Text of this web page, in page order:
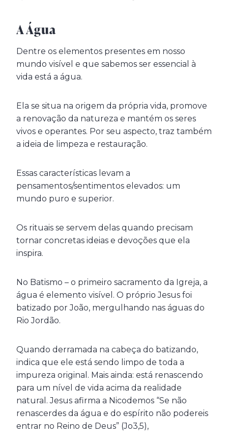
A Água
Dentre os elementos presentes em nosso
mundo visível e que sabemos ser essencial à
vida está a água.
Ela se situa na origem da própria vida, promove
a renovação da natureza e mantém os seres
vivos e operantes. Por seu aspecto, traz também
a ideia de limpeza e restauração.
Essas características levam a
pensamentos/sentimentos elevados: um
mundo puro e superior.
Os rituais se servem delas quando precisam
tornar concretas ideias e devoções que ela
inspira.
No Batismo – o primeiro sacramento da Igreja, a
água é elemento visível. O próprio Jesus foi
batizado por João, mergulhando nas águas do
Rio Jordão.
Quando derramada na cabeça do batizando,
indica que ele está sendo limpo de toda a
impureza original. Mais ainda: está renascendo
para um nível de vida acima da realidade
natural. Jesus afirma a Nicodemos “Se não
renascerdes da água e do espírito não podereis
entrar no Reino de Deus” (Jo3,5),